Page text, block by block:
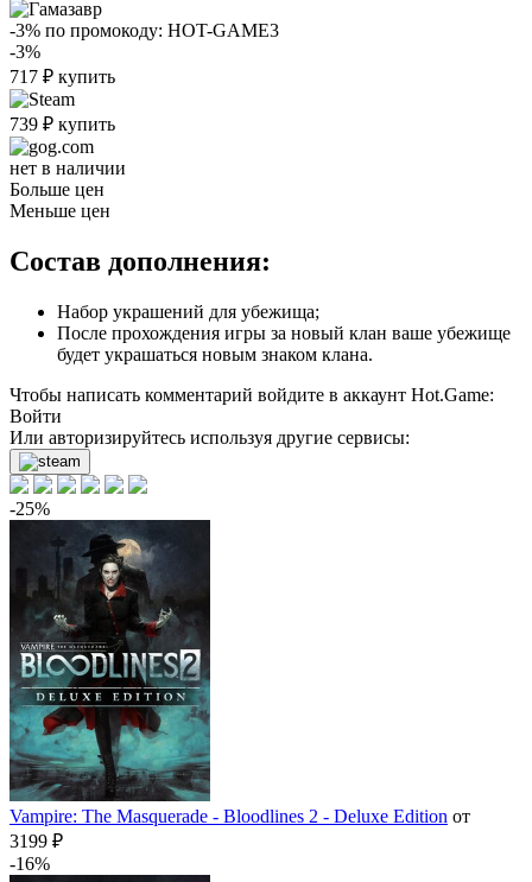
-3% по промокоду: HOT-GAME3
-3%
717 ₽ купить
739 ₽ купить
нет в наличии
Больше цен
Меньше цен
Состав дополнения:
Набор украшений для убежища;
После прохождения игры за новый клан ваше убежище
будет украшаться новым знаком клана.
Чтобы написать комментарий войдите в аккаунт Hot.Game:
Войти
Или авторизируйтесь используя другие сервисы:
-25%
Vampire: The Masquerade - Bloodlines 2 - Deluxe Edition от
3199 ₽
-16%